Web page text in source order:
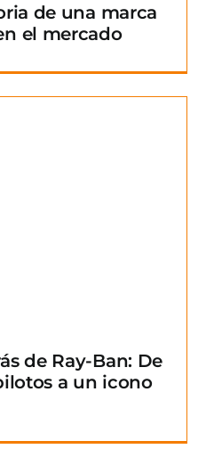
de una marca
el mercado
de Ray-Ban: De
a un icono